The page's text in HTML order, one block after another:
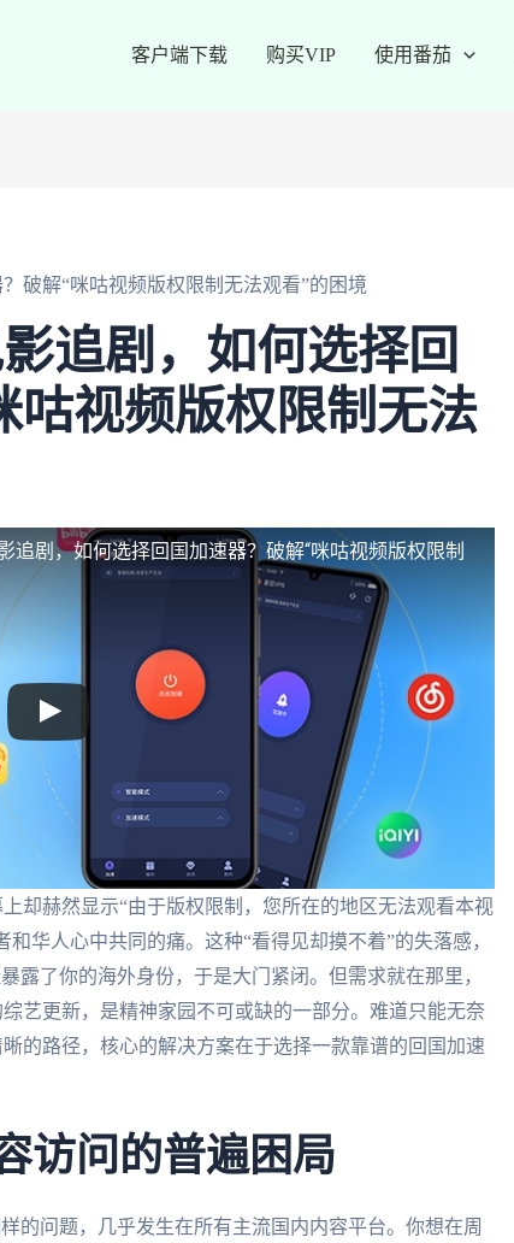
客户端下载 购买VIP 使用番茄
破解“咪咕视频版权限制无法观看”的困境
追剧，如何选择回
咕视频版权限制无法
追剧，如何选择回国加速器？破解“咪咕视频版权限制
却赫然显示“由于版权限制，您所在的地区无法观看本视
华人心中共同的痛。这种“看得见却摸不着”的失落感，
露了你的海外身份，于是大门紧闭。但需求就在那里，
艺更新，是精神家园不可或缺的一部分。难道只能无奈
的路径，核心的解决方案在于选择一款靠谱的回国加速
访问的普遍困局
的问题，几乎发生在所有主流国内内容平台。你想在周